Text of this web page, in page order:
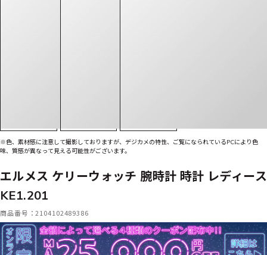
※色、素材感に注意して撮影しておりますが、デジカメの特性、ご覧になられているPCにより色
味、質感が異なって見える可能性がございます。
エルメス ケリーウォッチ 腕時計 時計 レディース
KE1.201
商品番号：2104102489386